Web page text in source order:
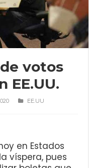
votos
EE.UU.
EE.UU
en Estados
víspera, pues